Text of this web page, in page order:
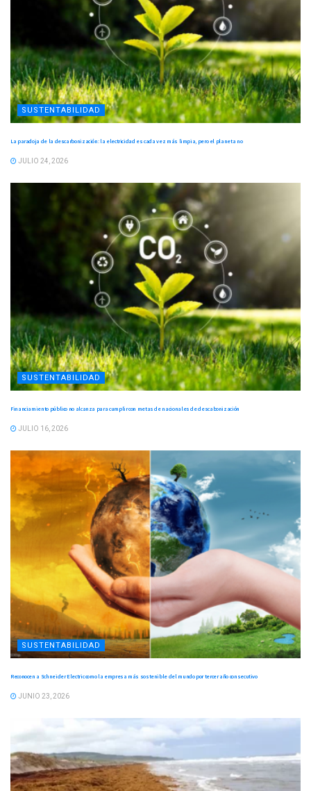
SUSTENTABILIDAD
La paradoja de la descarbonización: la electricidad es cada vez más limpia, pero el planeta no
JULIO 24, 2026
SUSTENTABILIDAD
Financiamiento público no alcanza para cumplir con metas de nacionales de descabonización
JULIO 16, 2026
SUSTENTABILIDAD
Reconocen a Schneider Electric como la empresa más sostenible del mundo por tercer año consecutivo
JUNIO 23, 2026